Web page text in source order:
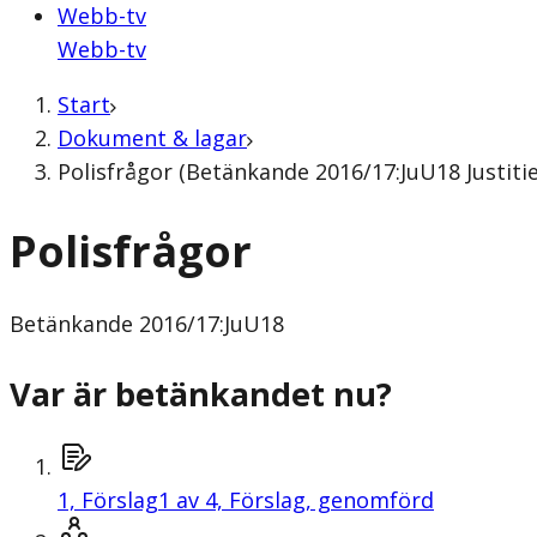
Webb-tv
Webb-tv
Start
Dokument & lagar
Polisfrågor (Betänkande 2016/17:JuU18
Polisfrågor
Betänkande 2016/17:JuU18
Var är betänkandet nu?
1, Förslag1 av 4, Förslag, genomförd